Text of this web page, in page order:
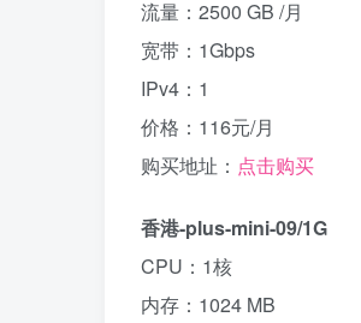
流量：2500 GB /月
宽带：1Gbps
IPv4：1
价格：116元/月
购买地址： 点击购买
香港-plus-mini-09/1G
CPU：1核
内存：1024 MB